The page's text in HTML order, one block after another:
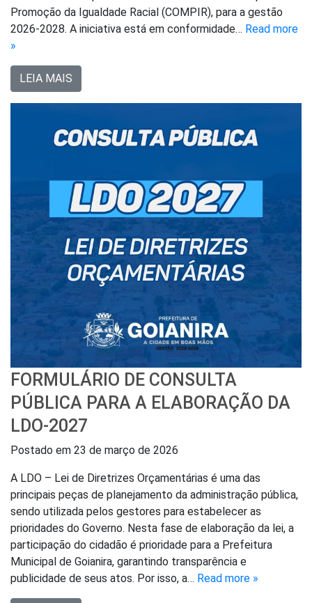
Promoção da Igualdade Racial (COMPIR), para a gestão
2026-2028. A iniciativa está em conformidade… Read more
»
LEIA MAIS
FORMULÁRIO DE CONSULTA
PÚBLICA PARA A ELABORAÇÃO DA
LDO-2027
Postado em 23 de março de 2026
A LDO – Lei de Diretrizes Orçamentárias é uma das
principais peças de planejamento da administração pública,
sendo utilizada pelos gestores para estabelecer as
prioridades do Governo. Nesta fase de elaboração da lei, a
participação do cidadão é prioridade para a Prefeitura
Municipal de Goianira, garantindo transparência e
publicidade de seus atos. Por isso, a… Read more »